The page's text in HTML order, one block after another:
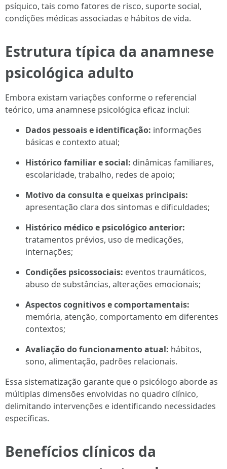
psíquico, tais como fatores de risco, suporte social,
condições médicas associadas e hábitos de vida.
Estrutura típica da anamnese
psicológica adulto
Embora existam variações conforme o referencial
teórico, uma anamnese psicológica eficaz inclui:
Dados pessoais e identificação: informações
básicas e contexto atual;
Histórico familiar e social: dinâmicas familiares,
escolaridade, trabalho, redes de apoio;
Motivo da consulta e queixas principais:
apresentação clara dos sintomas e dificuldades;
Histórico médico e psicológico anterior:
tratamentos prévios, uso de medicações,
internações;
Condições psicossociais: eventos traumáticos,
abuso de substâncias, alterações emocionais;
Aspectos cognitivos e comportamentais:
memória, atenção, comportamento em diferentes
contextos;
Avaliação do funcionamento atual: hábitos,
sono, alimentação, padrões relacionais.
Essa sistematização garante que o psicólogo aborde as
múltiplas dimensões envolvidas no quadro clínico,
delimitando intervenções e identificando necessidades
específicas.
Benefícios clínicos da